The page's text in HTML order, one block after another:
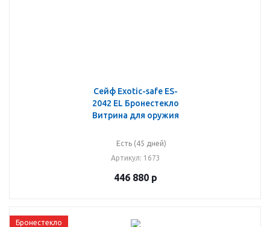
Сейф Exotic-safe ES-
2042 EL Бронестекло
Витрина для оружия
Есть (45 дней)
Артикул: 1673
446 880р
Бронестекло